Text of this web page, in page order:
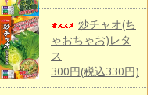
炒チャオ(ち
ゃおちゃお)レタ
ス
300円(税込330円)